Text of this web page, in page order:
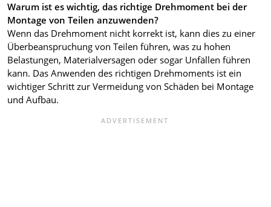
Warum ist es wichtig, das richtige Drehmoment bei der
Montage von Teilen anzuwenden?
Wenn das Drehmoment nicht korrekt ist, kann dies zu einer
Überbeanspruchung von Teilen führen, was zu hohen
Belastungen, Materialversagen oder sogar Unfällen führen
kann. Das Anwenden des richtigen Drehmoments ist ein
wichtiger Schritt zur Vermeidung von Schäden bei Montage
und Aufbau.